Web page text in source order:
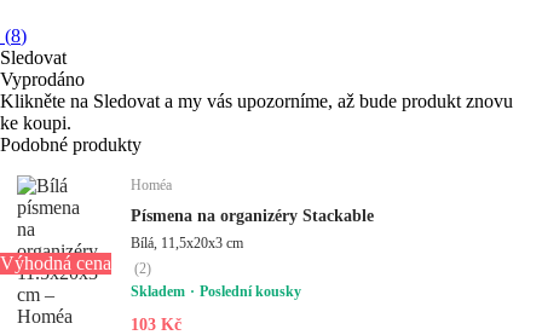
(8)
Sledovat
Vyprodáno
Klikněte na Sledovat a my vás upozorníme, až bude produkt znovu
ke koupi.
Podobné produkty
Výhodná cena
Homéa
Písmena na organizéry Stackable
Bílá, 11,5x20x3 cm
(2)
Skladem
Poslední kousky
103 Kč